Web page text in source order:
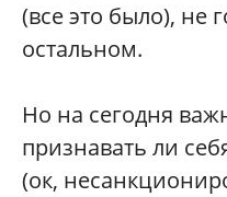
(все это было), не
остальном.
Но на сегодня
признавать ли
(ок,